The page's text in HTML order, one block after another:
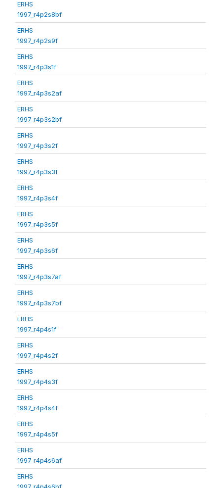
ERHS
1997_r4p2s8bf
ERHS
1997_r4p2s9f
ERHS
1997_r4p3s1f
ERHS
1997_r4p3s2af
ERHS
1997_r4p3s2bf
ERHS
1997_r4p3s2f
ERHS
1997_r4p3s3f
ERHS
1997_r4p3s4f
ERHS
1997_r4p3s5f
ERHS
1997_r4p3s6f
ERHS
1997_r4p3s7af
ERHS
1997_r4p3s7bf
ERHS
1997_r4p4s1f
ERHS
1997_r4p4s2f
ERHS
1997_r4p4s3f
ERHS
1997_r4p4s4f
ERHS
1997_r4p4s5f
ERHS
1997_r4p4s6af
ERHS
1997_r4p4s6bf